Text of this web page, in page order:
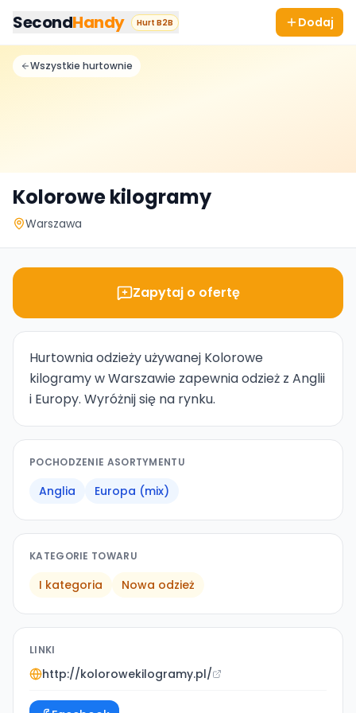
SecondHandy Hurt B2B Dodaj
Wszystkie hurtownie
Kolorowe kilogramy
Warszawa
Zapytaj o ofertę
Hurtownia odzieży używanej Kolorowe
kilogramy w Warszawie zapewnia odzież z Anglii
i Europy. Wyróżnij się na rynku.
POCHODZENIE ASORTYMENTU
Anglia Europa (mix)
KATEGORIE TOWARU
I kategoria Nowa odzież
LINKI
http://kolorowekilogramy.pl/